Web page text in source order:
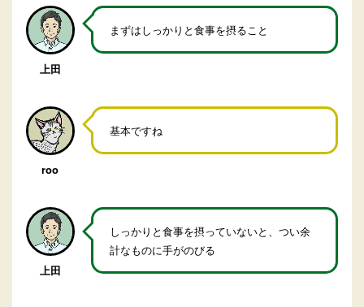
上田
まずはしっかりと食事を摂ること
roo
基本ですね
上田
しっかりと食事を摂っていないと、つい余
計なものに手がのびる